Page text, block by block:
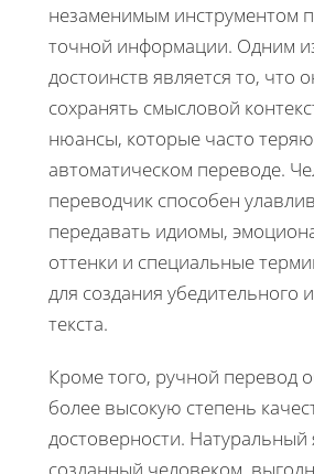
незаменимым инструментом
точной информации. Одним
достоинств является то, что
сохранять смысловой
нюансы, которые часто
автоматическом переводе.
переводчик способен
передавать идиомы,
оттенки и специальные
для создания убедительного
текста.
Кроме того, ручной перевод
более высокую степень
достоверности. Натуральный
созданный человеком,